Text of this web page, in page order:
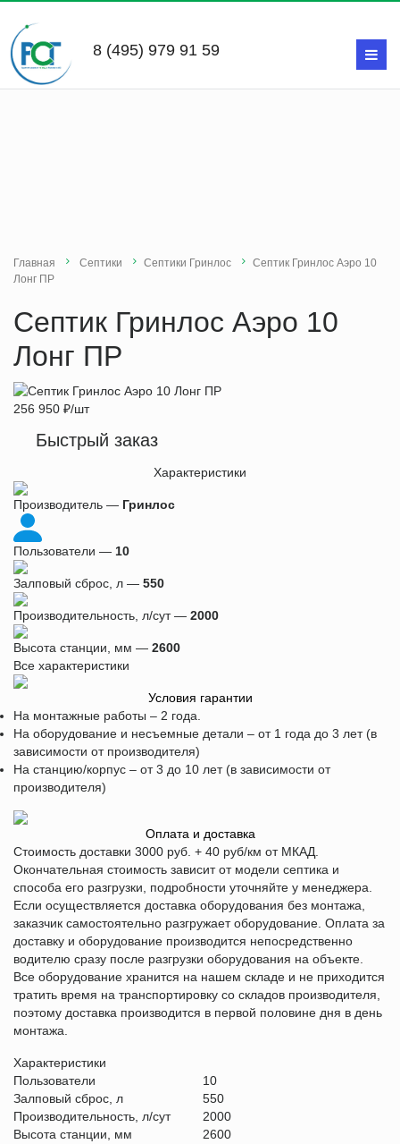
8 (495) 979 91 59
Главная Септики Септики Гринлос
Септик Гринлос Аэро 10
Лонг ПР
Септик Гринлос Аэро 10
Лонг ПР
256 950 ₽/шт
Быстрый заказ
Характеристики
Производитель — Гринлос
Пользователи — 10
Залповый сброс, л — 550
Производительность, л/сут — 2000
Высота станции, мм — 2600
Все характеристики
Условия гарантии
На монтажные работы – 2 года.
На оборудование и несъемные детали – от 1 года до 3 лет (в
зависимости от производителя)
На станцию/корпус – от 3 до 10 лет (в зависимости от
производителя)
Оплата и доставка
Стоимость доставки 3000 руб. + 40 руб/км от МКАД.
Окончательная стоимость зависит от модели септика и
способа его разгрузки, подробности уточняйте у менеджера.
Если осуществляется доставка оборудования без монтажа,
заказчик самостоятельно разгружает оборудование. Оплата за
доставку и оборудование производится непосредственно
водителю сразу после разгрузки оборудования на объекте.
Все оборудование хранится на нашем складе и не приходится
тратить время на транспортировку со складов производителя,
поэтому доставка производится в первой половине дня в день
монтажа.
Характеристики
Пользователи
10
Залповый сброс, л
550
Производительность, л/сут
2000
Высота станции, мм
2600